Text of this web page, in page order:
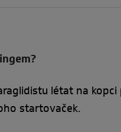
létat na
startovaček.